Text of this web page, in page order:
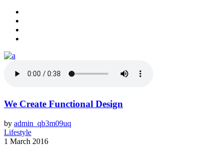
We Create Functional Design
by admin_qb3m09uq
Lifestyle
1 March 2016